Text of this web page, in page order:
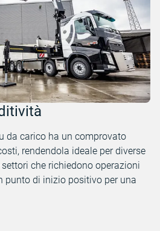
da carico ha un comprovato
rendendola ideale per diverse
che richiedono operazioni
punto di inizio positivo per una